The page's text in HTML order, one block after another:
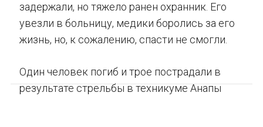
задержали, но тяжело ранен охранник. Его
увезли в больницу, медики боролись за его
жизнь, но, к сожалению, спасти не смогли.
Один человек погиб и трое пострадали в
результате стрельбы в техникуме Анапы